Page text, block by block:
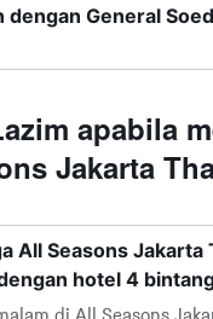
dengan General
apabila
Jakarta
All Seasons Jakarta
hotel 4